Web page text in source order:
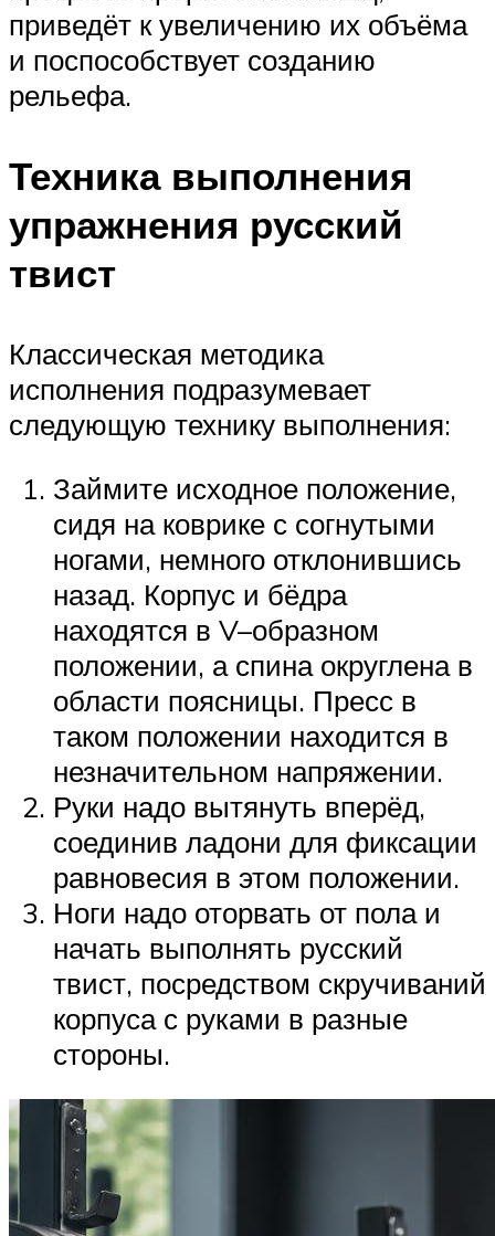
приведёт к увеличению их объёма
и поспособствует созданию
рельефа.
Техника выполнения
упражнения русский
твист
Классическая методика
исполнения подразумевает
следующую технику выполнения:
Займите исходное положение,
сидя на коврике с согнутыми
ногами, немного отклонившись
назад. Корпус и бёдра
находятся в V–образном
положении, а спина округлена в
области поясницы. Пресс в
таком положении находится в
незначительном напряжении.
Руки надо вытянуть вперёд,
соединив ладони для фиксации
равновесия в этом положении.
Ноги надо оторвать от пола и
начать выполнять русский
твист, посредством скручиваний
корпуса с руками в разные
стороны.